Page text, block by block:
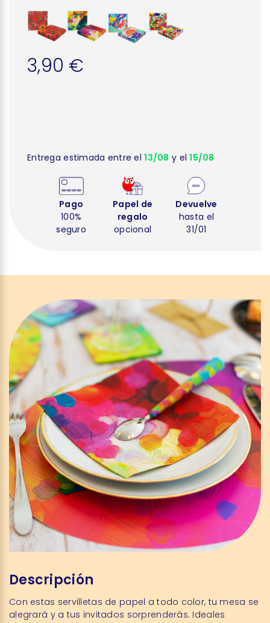
3,90 €
Entrega estimada entre el13/08 y el15/08
Pago
100%
seguro
Papel de
regalo
opcional
Devuelve
hasta el
31/01
Descripción
Con estas servilletas de papel a todo color, tu mesa se
alegrará y a tus invitados sorprenderás. Ideales